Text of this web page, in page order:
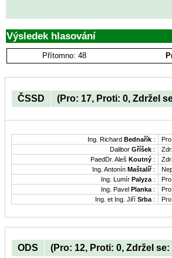
Výsledek hlasování
Přítomno: 48
ČSSD (Pro: 17, Proti: 0, Zdržel
Ing. Richard Bednařík :
Pro
Dalibor Gříšek :
PaedDr. Aleš Koutný :
Ing. Antonín Maštalíř:
Ing. Lumír Palyza :
Pro
Ing. Pavel Planka :
Pro
Ing. et Ing. Jiří Srba : Pro
ODS (Pro: 12, Proti: 0, Zdržel se: